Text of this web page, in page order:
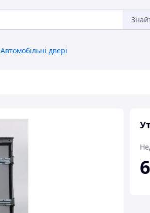
Автомобільні двері